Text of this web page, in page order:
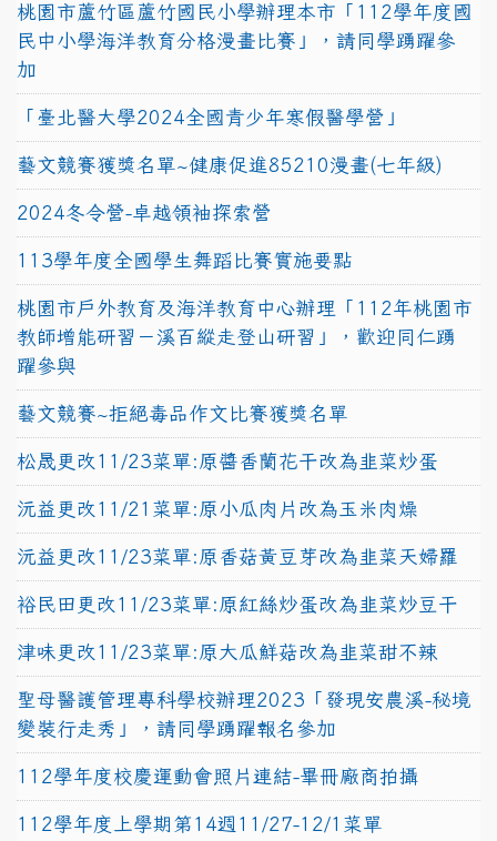
桃園市蘆竹區蘆竹國民小學辦理本市「112學年度國
民中小學海洋教育分格漫畫比賽」，請同學踴躍參
加
「臺北醫大學2024全國青少年寒假醫學營」
藝文競賽獲獎名單~健康促進85210漫畫(七年級)
2024冬令營-卓越領袖探索營
113學年度全國學生舞蹈比賽實施要點
桃園市戶外教育及海洋教育中心辦理「112年桃園市
教師增能研習－溪百縱走登山研習」，歡迎同仁踴
躍參與
藝文競賽~拒絕毒品作文比賽獲獎名單
松晟更改11/23菜單:原醬香蘭花干改為韭菜炒蛋
沅益更改11/21菜單:原小瓜肉片改為玉米肉燥
沅益更改11/23菜單:原香菇黃豆芽改為韭菜天婦羅
裕民田更改11/23菜單:原紅絲炒蛋改為韭菜炒豆干
津味更改11/23菜單:原大瓜鮮菇改為韭菜甜不辣
聖母醫護管理專科學校辦理2023「發現安農溪-秘境
變裝行走秀」，請同學踴躍報名參加
112學年度校慶運動會照片連結-畢冊廠商拍攝
112學年度上學期第14週11/27-12/1菜單